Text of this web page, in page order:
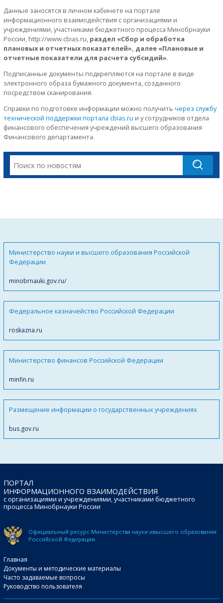
Данные заносятся в личном кабинете на портале
информационного взаимодействия с организациями и
учреждениями, участниками бюджетного процесса Минобрнауки
России, http://www.сbias.ru, раздел «Сбор и обработка
плановых и отчетных показателей», далее «Плановые и
отчетные показатели для расчета субсидий».
Подписанные документы подкрепляются на портале в виде
электронного образа бумажного документа, созданного
посредством сканирования.
Справки по подготовке информации можно получить через службу
технической поддержки портала cbias.ru и у сотрудников отдела
финансового обеспечения учреждений высшего образования
Финансового департамента.
Министерство науки и высшего образования Российской
Федерации
minobrnauki.gov.ru/
Федеральное казначейство Российской Федерации
roskazna.ru
Министерство финансов Российской Федерации
minfin.ru
Размещение информации о государственных учреждениях
bus.gov.ru
ПОРТАЛ
ИНФОРМАЦИОННОГО ВЗАИМОДЕЙСТВИЯ
с организациями и учреждениями, участниками бюджетного
процесса Минобрнауки России
Официальный ресурс Министерства науки ивысшего образования
Российской Федерации
Главная
Документы и методические материалы
Часто задаваемые вопросы
Руководство пользователя